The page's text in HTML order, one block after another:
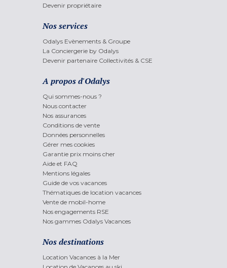
Devenir propriétaire
Nos services
Odalys Evènements & Groupe
La Conciergerie by Odalys
Devenir partenaire Collectivités & CSE
A propos d'Odalys
Qui sommes-nous ?
Nous contacter
Nos assurances
Conditions de vente
Données personnelles
Gérer mes cookies
Garantie prix moins cher
Aide et FAQ
Mentions légales
Guide de vos vacances
Thématiques de location vacances
Vente de mobil-home
Nos engagements RSE
Nos gammes Odalys Vacances
Nos destinations
Location Vacances à la Mer